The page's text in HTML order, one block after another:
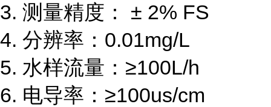
3. 测量精度： ± 2% FS
4. 分辨率： 0.01mg/L
5. 水样流量： ≥100L/h
6. 电导率： ≥100us/cm